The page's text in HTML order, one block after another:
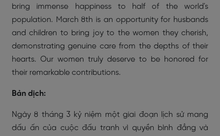
bring immense happiness to half of the world's
population. March 8th is an opportunity for husbands
and children to bring joy to the women they cherish,
demonstrating genuine care from the depths of their
hearts. Our women truly deserve to be honored for
their remarkable contributions.
Bản dịch:
Ngày 8 tháng 3 kỷ niệm một giai đoạn lịch sử mang
dấu ấn của cuộc đấu tranh vì quyền bình đẳng và